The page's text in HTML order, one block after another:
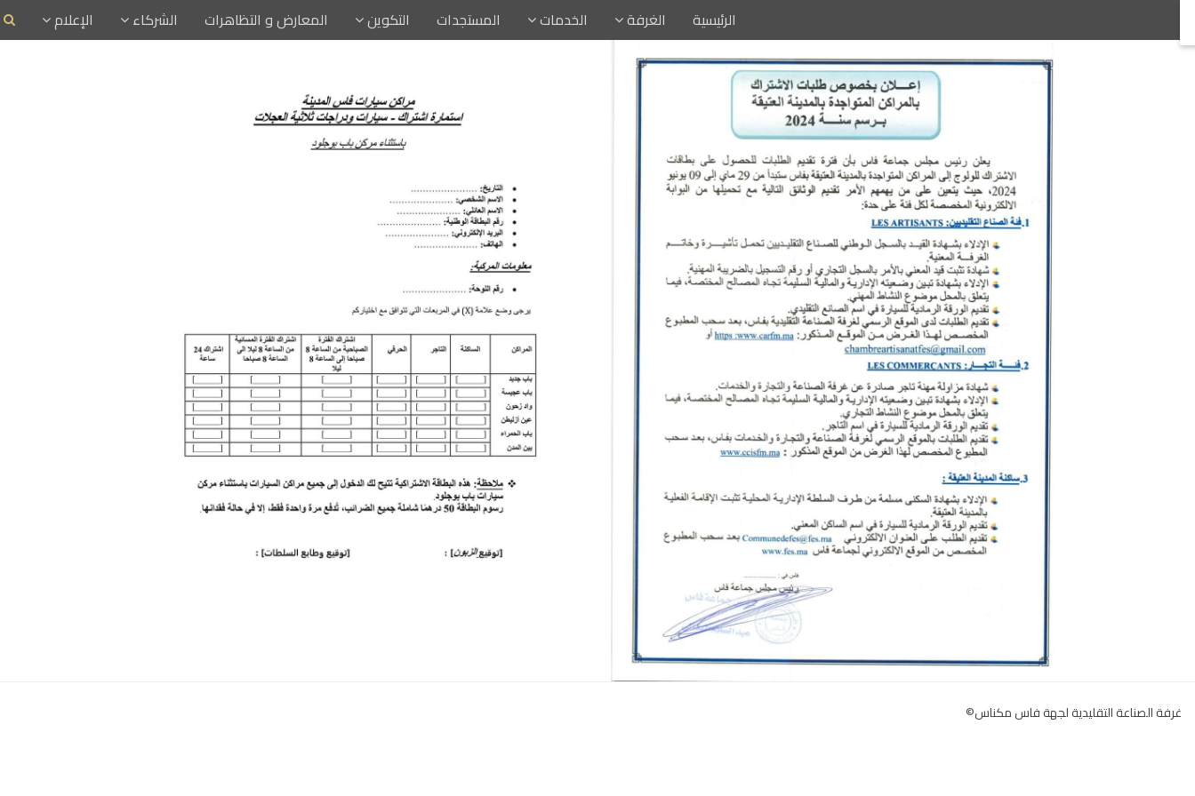
الرئيسية الغرفة الخدمات المستجدات التكوين المعارض و التظاهرات الشركاء الإعلام
غرفة الصناعة التقليدية لجهة فاس مكناس©